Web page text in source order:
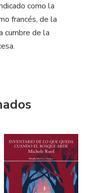
como la
francés, de la
cumbre de la